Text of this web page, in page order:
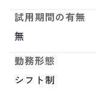
試用期間の有無
無
勤務形態
シフト制